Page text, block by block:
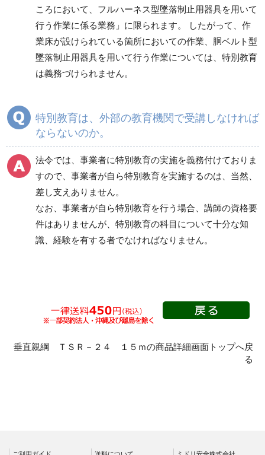
ころにおいて、フルハーネス型墜落制止用器具を用いて
行う作業に係る業務」に限られます。 したがって、作
業床が設けられている箇所においての作業、胴ベルト型
墜落制止用器具を用いて行う作業については、特別教育
は義務づけられません。
特別教育は、外部の教育機関で受講しなければ
ならないのか。
法令では、事業者に特別教育の実施を義務付けておりま
すので、事業者が自ら特別教育を実施するのは、当然、
差し支えありません。
なお、事業者が自ら特別教育を行う場合、講師の資格要
件はありませんが、特別教育の科目について十分な知
識、経験を有する者でなければなりません。
垂直親綱 ＴＳＲ－２４ １５ｍの商品詳細画面トップへ戻
る
ご利用ガイド 送料について ミドリ安全株式会社